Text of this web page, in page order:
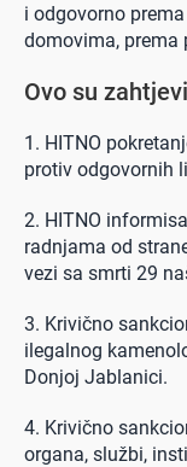
i odgovorno
domovima, prema
Ovo su zahtjevi
1. HITNO
protiv odgovornih
2. HITNO
radnjama od
vezi sa smrti 29
3. Krivično
ilegalnog
Donjoj Jablanici.
4. Krivično
organa, službi,